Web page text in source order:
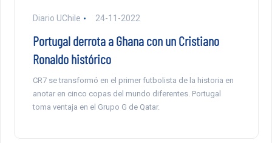
Diario UChile 24-11-2022
Portugal derrota a Ghana con un Cristiano
Ronaldo histórico
CR7 se transformó en el primer futbolista de la historia en
anotar en cinco copas del mundo diferentes. Portugal
toma ventaja en el Grupo G de Qatar.